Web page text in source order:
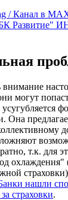
Развитие"
внимание
могут
Она
т.к. для
охлаждения"
нашли
страховки.